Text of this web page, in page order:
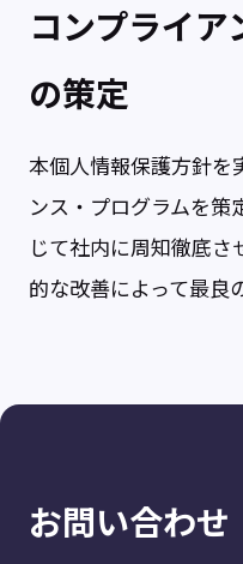
コンプライ
の策定
本個人情報保護方針を
ンス・プログラムを策
じて社内に周知徹底
的な改善によって最良
お問い合わせ